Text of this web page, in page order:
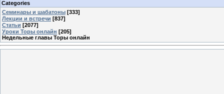
Categories
Семинары и шабатоны [333]
Лекции и встречи [837]
Статьи [2077]
Уроки Торы онлайн [205]
Недельные главы Торы онлайн